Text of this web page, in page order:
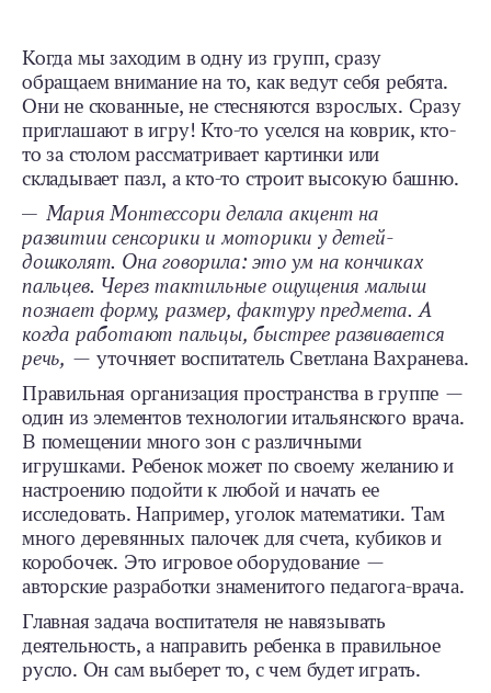
Когда мы заходим в одну из групп, сразу
обращаем внимание на то, как ведут себя ребята.
Они не скованные, не стесняются взрослых. Сразу
приглашают в игру! Кто-то уселся на коврик, кто-
то за столом рассматривает картинки или
складывает пазл, а кто-то строит высокую башню.
— Мария Монтессори делала акцент на
развитии сенсорики и моторики у детей-
дошколят. Она говорила: это ум на кончиках
пальцев. Через тактильные ощущения малыш
познает форму, размер, фактуру предмета. А
когда работают пальцы, быстрее развивается
речь, — уточняет воспитатель Светлана Вахранева.
Правильная организация пространства в группе —
один из элементов технологии итальянского врача.
В помещении много зон с различными
игрушками. Ребенок может по своему желанию и
настроению подойти к любой и начать ее
исследовать. Например, уголок математики. Там
много деревянных палочек для счета, кубиков и
коробочек. Это игровое оборудование —
авторские разработки знаменитого педагога-врача.
Главная задача воспитателя не навязывать
деятельность, а направить ребенка в правильное
русло. Он сам выберет то, с чем будет играть.